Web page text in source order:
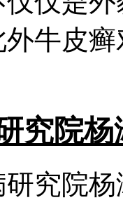
牛皮
究院杨
究院杨